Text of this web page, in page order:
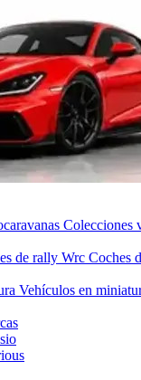
Colecciones
de rally Wrc Coches
Vehículos en